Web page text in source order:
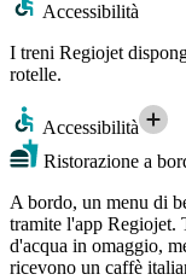
Accessibilità
I treni Regiojet
rotelle.
Accessibilità
Ristorazione a
A bordo, un menu di
tramite l'app Regiojet.
d'acqua in omaggio,
ricevono un caffè